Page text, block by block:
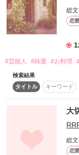
「なぁ弘翔、男が両
前が本当に命を懸け
けど、強くもしてく
ーー君に伝えたい。
想いに気づいたと
＼柚子（〜YUZU〜
*素敵な感想ありが
よろしくお願いしま
総
恋
#芸能人 #純愛 #お料理
検索結果
タイトル
キーワード
大
総
恋